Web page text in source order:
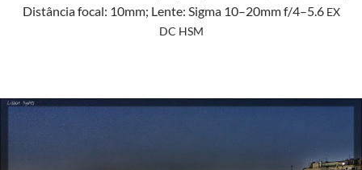
Dis­tân­cia focal: 10mm; Lente: Sig­ma 10–20mm f/4–5.6 EX
DC HSM